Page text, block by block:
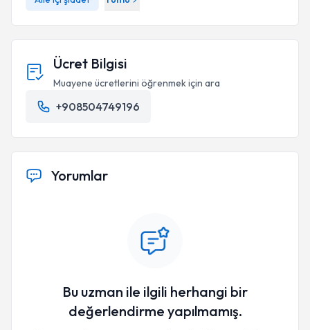
Ücret Bilgisi
Muayene ücretlerini öğrenmek için ara
+908504749196
Yorumlar
Bu uzman ile ilgili herhangi bir
değerlendirme yapılmamış.